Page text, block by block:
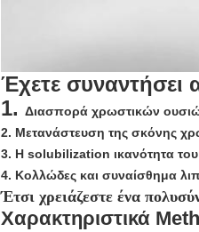
Έχετε συναντήσει
1. Διασπορά χρωστικών
2. Μετανάστευση της σκόνης
3. Η solubilization ικανότητα του
4. Κολλώδες και συναίσθημα
Έτσι χρειάζεστε ένα
Χαρακτηριστικά